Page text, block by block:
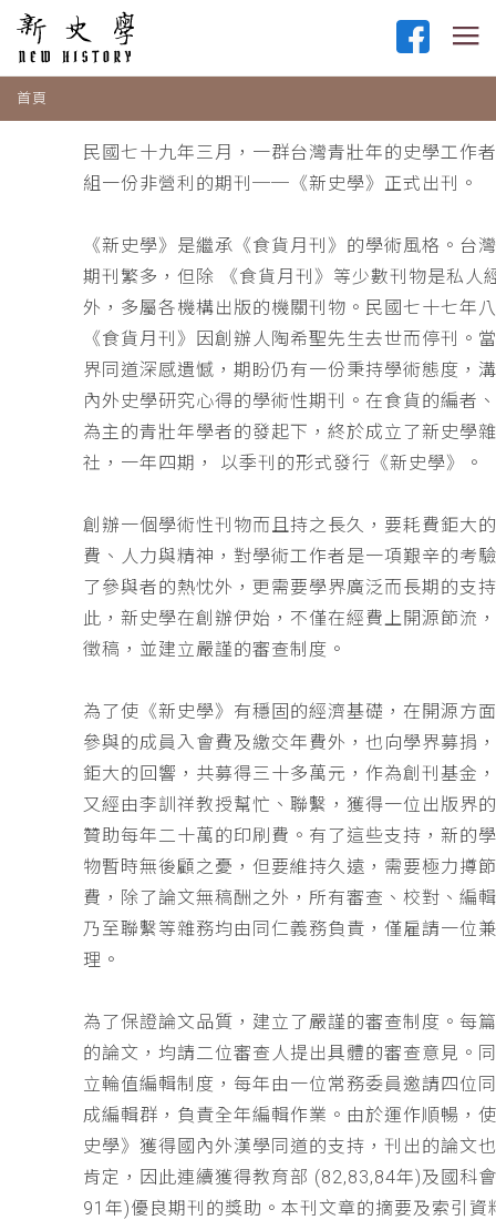
首頁
民國七十九年三月，一群台灣青壯年的史學工作
組一份非營利的期刊──《新史學》正式出刊。
《新史學》是繼承《食貨月刊》的學術風格。台
期刊繁多，但除 《食貨月刊》等少數刊物是私人
外，多屬各機構出版的機關刊物。民國七十七年
《食貨月刊》因創辦人陶希聖先生去世而停刊。
界同道深感遺憾，期盼仍有一份秉持學術態度，
內外史學研究心得的學術性期刊。在食貨的編者
為主的青壯年學者的發起下，終於成立了新史學
社，一年四期， 以季刊的形式發行《新史學》。
創辦一個學術性刊物而且持之長久，要耗費鉅大
費、人力與精神，對學術工作者是一項艱辛的考
了參與者的熱忱外，更需要學界廣泛而長期的支
此，新史學在創辦伊始，不僅在經費上開源節流
徵稿，並建立嚴謹的審查制度。
為了使《新史學》有穩固的經濟基礎，在開源方
參與的成員入會費及繳交年費外，也向學界募捐
鉅大的回響，共募得三十多萬元，作為創刊基金
又經由李訓祥教授幫忙、聯繫，獲得一位出版界
贊助每年二十萬的印刷費。有了這些支持，新的
物暫時無後顧之憂，但要維持久遠，需要極力撙
費，除了論文無稿酬之外，所有審查、校對、編
乃至聯繫等雜務均由同仁義務負責，僅雇請一位
理。
為了保證論文品質，建立了嚴謹的審查制度。每
的論文，均請二位審查人提出具體的審查意見。
立輪值編輯制度，每年由一位常務委員邀請四位
成編輯群，負責全年編輯作業。由於運作順暢，
史學》獲得國內外漢學同道的支持，刊出的論文
肯定，因此連續獲得教育部 (82,83,84年)及國科
91年)優良期刊的獎助。本刊文章的摘要及索引資